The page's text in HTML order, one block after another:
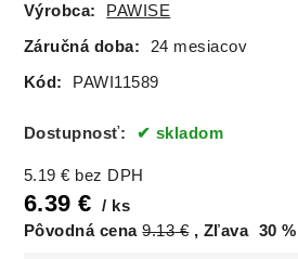
Výrobca: PAWISE
Záručná doba: 24 mesiacov
Kód: PAWI11589
Dostupnosť: skladom
5.19 € bez DPH
6.39 €
ks
Pôvodná cena 9.13€ Zľava 30 %